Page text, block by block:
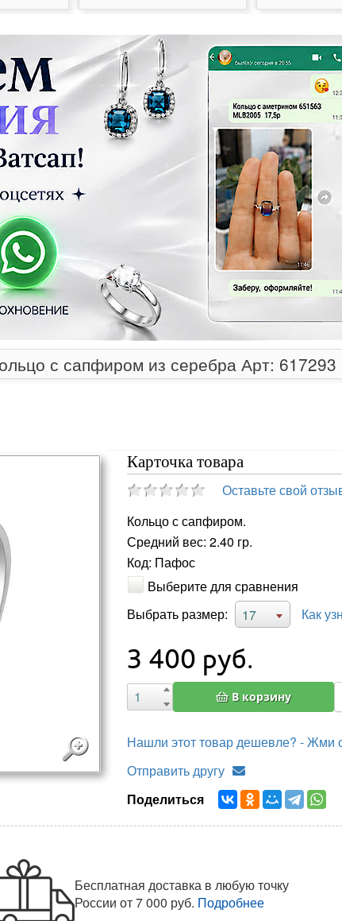
с сапфиром из серебра Арт: 617293
Карточка товара
Оставьте свой
Кольцо с сапфиром.
Средний вес: 2.40 гр.
Код: Пафос
Выберите для сравнения
Выбрать размер:
17 Как
3 400 руб.
В корзину
Нашли этот товар дешевле? - Жми
Отправить другу
Поделиться
Бесплатная доставка в любую точку
Россииот 7 000 руб. Подробнее